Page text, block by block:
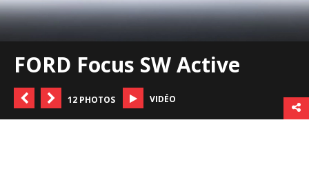
FORD Focus SW Active
12 PHOTOS VIDÉO